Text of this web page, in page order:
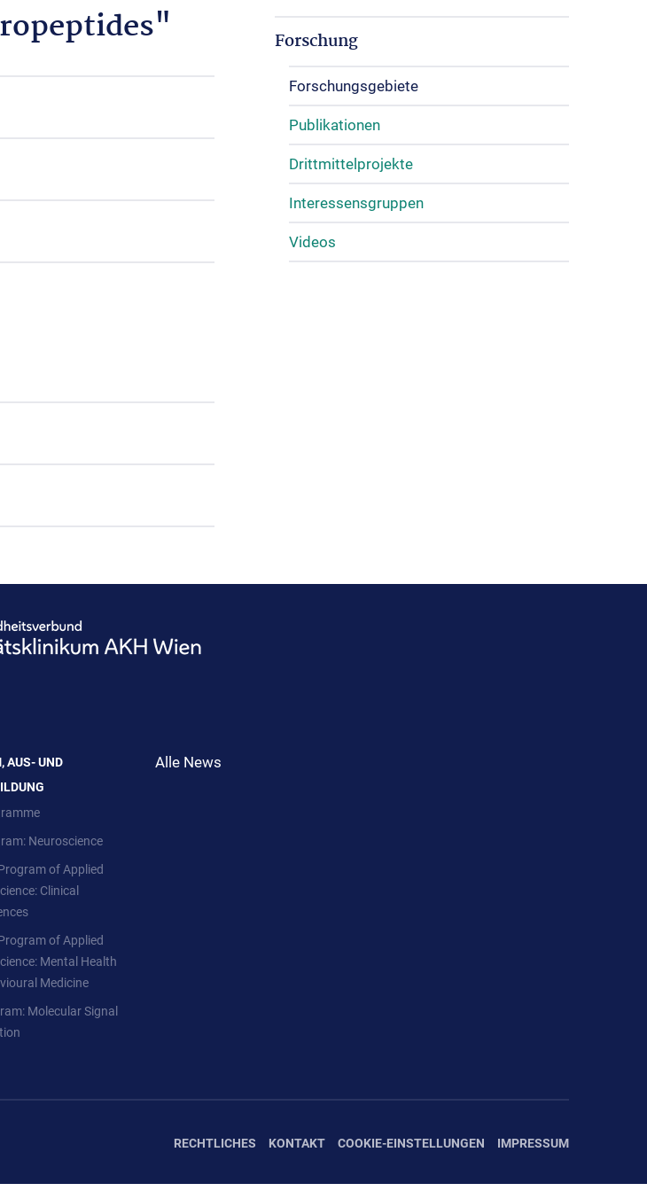
Forschung
Forschungsgebiete
Publikationen
Drittmittelprojekte
Interessensgruppen
Videos
AUS- UND
Neuroscience
of Applied
Clinical
of Applied
Mental Health
Medicine
Molecular Signal
Alle News
RECHTLICHES KONTAKT COOKIE-EINSTELLUNGEN IMPRESSUM